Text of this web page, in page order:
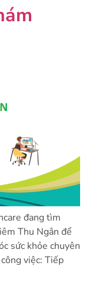
đang tìm
Thu Ngân để
sức khỏe chuyên
việc: Tiếp